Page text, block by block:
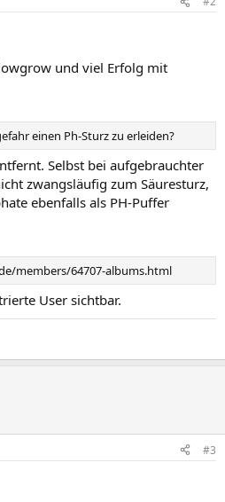
und viel Erfolg mit
einen Ph-Sturz zu erleiden?
Selbst bei aufgebrauchter
zwangsläufig zum Säuresturz,
ebenfalls als PH-Puffer
members/64707-albums.html
User sichtbar.
#3